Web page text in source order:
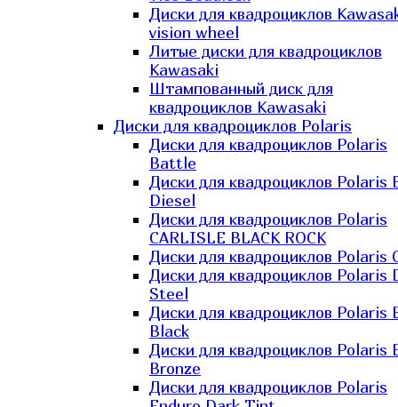
Диски для квадроциклов
vision wheel
Литые диски для квадроциклов
Kawasaki​
Штампованный диск для
квадроциклов Kawasaki​
Диски для квадроциклов Polaris
Диски для квадроциклов Polaris
Battle
Диски для квадроциклов Polaris
Diesel
Диски для квадроциклов Polaris
CARLISLE BLACK ROCK
Диски для квадроциклов Polaris
Диски для квадроциклов Polaris
Steel
Диски для квадроциклов Polaris
Black
Диски для квадроциклов Polaris
Bronze
Диски для квадроциклов Polaris